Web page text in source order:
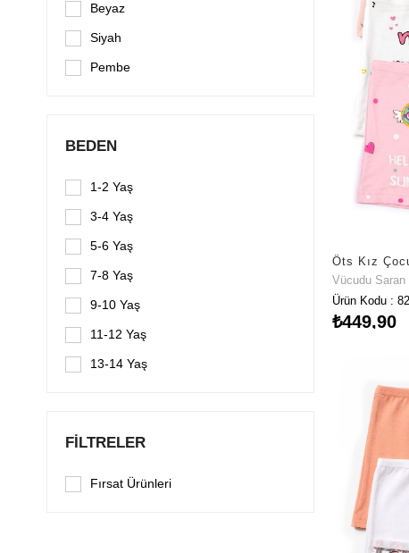
Beyaz
Siyah
Pembe
BEDEN
1-2 Yaş
3-4 Yaş
5-6 Yaş
7-8 Yaş
9-10 Yaş
11-12 Yaş
13-14 Yaş
FILTRELER
Fırsat Ürünleri
Vücudu
Ürün Kodu :
₺449,90